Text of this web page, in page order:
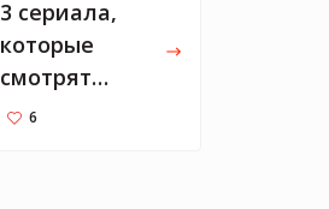
3 сериала,
которые
смотрят
Мелинда и
6